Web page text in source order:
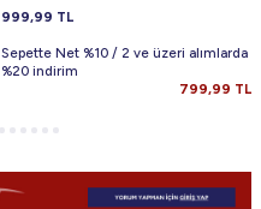
999,99 TL
Sepette Net %10 / 2 ve üzeri alımlarda
%20 indirim
799,99 TL